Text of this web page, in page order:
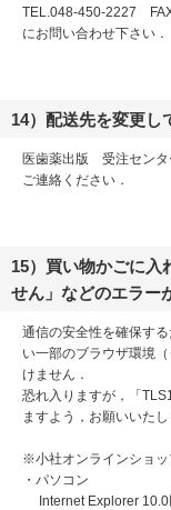
TEL.048-450-2227
にお問い合わせ下さい．
14）配送先を変更し
医歯薬出版 受注セン
ご連絡ください．
15）買い物かごに入
せん」などのエラー
通信の安全性を確保す
い一部のブラウザ環境
けません．
恐れ入りますが，「
ますよう，お願いいたし
※小社オンラインショ
・パソコン
Internet Explorer 10.0